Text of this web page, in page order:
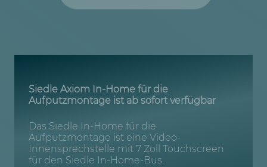
Siedle Axiom In-Home für die
Aufputzmontage ist ab sofort verfügbar
Das Siedle In-Home für die
Aufputzmontage ist eine Video-
Innensprechstelle mit 7 Zoll Touchscreen
für den Siedle In-Home-Bus.